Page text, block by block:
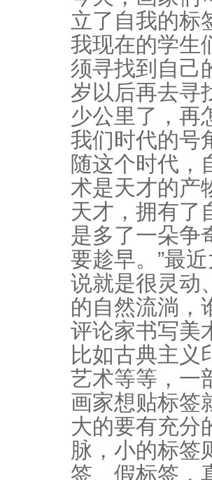
立了自我的标
我现在的学生
须寻找到自己
岁以后再去寻
少公里了，再
我们时代的号
随这个时代，
术是天才的产
天才，拥有了
是多了一朵争
要趁早。”最
说就是很灵动
的自然流淌，
评论家书写美
比如古典主义
艺术等等，一
画家想贴标签
大的要有充分
脉，小的标签
签、假标签，